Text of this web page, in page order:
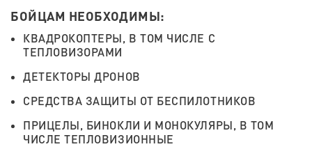
БОЙЦАМ НЕОБХОДИМЫ:
КВАДРОКОПТЕРЫ, В ТОМ ЧИСЛЕ С
ТЕПЛОВИЗОРАМИ
ДЕТЕКТОРЫ ДРОНОВ
СРЕДСТВА ЗАЩИТЫ ОТ БЕСПИЛОТНИКОВ
ПРИЦЕЛЫ, БИНОКЛИ И МОНОКУЛЯРЫ, В ТОМ
ЧИСЛЕ ТЕПЛОВИЗИОННЫЕ